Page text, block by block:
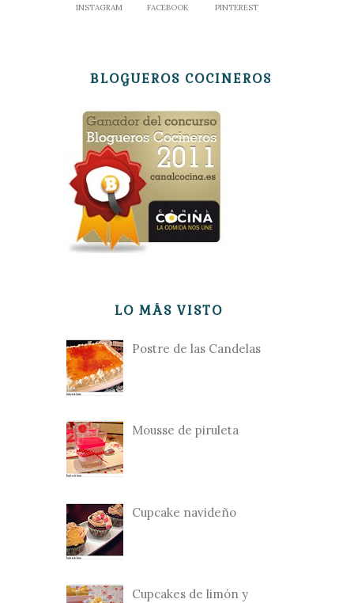
INSTAGRAM FACEBOOK PINTEREST
BLOGUEROS COCINEROS
LO MÁS VISTO
Postre de las Candelas
Mousse de piruleta
Cupcake navideño
Cupcakes de limón y